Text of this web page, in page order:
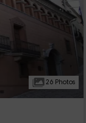
26 Photos